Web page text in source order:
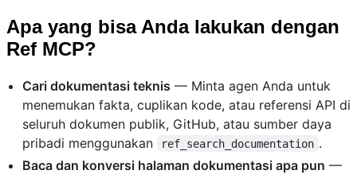
Apa yang bisa Anda lakukan dengan
Ref MCP?
Cari dokumentasi teknis — Minta agen Anda untuk
menemukan fakta, cuplikan kode, atau referensi API di
seluruh dokumen publik, GitHub, atau sumber daya
pribadi menggunakan
ref_search_documentation .
Baca dan konversi halaman dokumentasi apa pun —